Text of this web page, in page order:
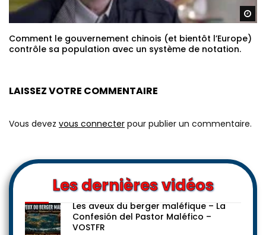
Comment le gouvernement chinois (et bientôt l’Europe)
contrôle sa population avec un système de notation.
LAISSEZ VOTRE COMMENTAIRE
Vous devez vous connecter pour publier un commentaire.
Les dernières vidéos
Les aveux du berger maléfique – La
Confesión del Pastor Maléfico –
VOSTFR